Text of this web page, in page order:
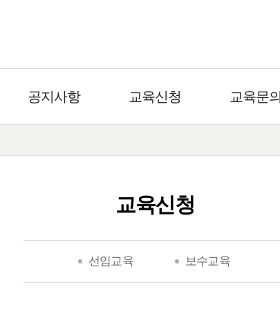
공지사항 교육신청 교육문의
교육신청
선임교육 보수교육